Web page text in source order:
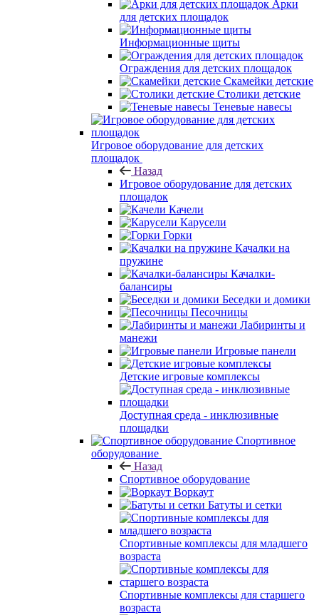
Арки
для детских площадок
Информационные щиты
Ограждения для детских площадок
Скамейки детские
Столики детские
Теневые навесы
Игровое оборудование для детских
площадок
Назад
Игровое оборудование для детских
площадок
Качели
Карусели
Горки
Качалки на
пружине
Качалки-
балансиры
Беседки и домики
Песочницы
Лабиринты и
манежи
Игровые панели
Детские игровые комплексы
Доступная среда - инклюзивные
площадки
Спортивное
оборудование
Назад
Спортивное оборудование
Воркаут
Батуты и сетки
Спортивные комплексы для младшего
возраста
Спортивные комплексы для старшего
возраста